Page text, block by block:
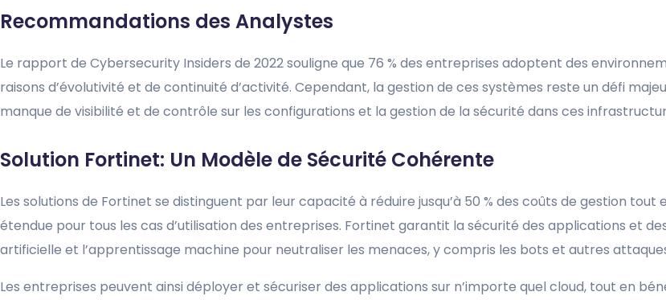
Recommandations des Analystes
Le rapport de Cybersecurity Insiders de 2022 souligne que 76 % des entreprises adoptent des
raisons d’évolutivité et de continuité d’activité. Cependant, la gestion de ces systèmes reste un défi
manque de visibilité et de contrôle sur les configurations et la gestion de la sécurité dans ces
Solution Fortinet: Un Modèle de Sécurité Cohérente
Les solutions de Fortinet se distinguent par leur capacité à réduire jusqu’à 50 % des coûts de gestion
étendue pour tous les cas d’utilisation des entreprises. Fortinet garantit la sécurité des applications et
artificielle et l’apprentissage machine pour neutraliser les menaces, y compris les bots et autres
Les entreprises peuvent ainsi déployer et sécuriser des applications sur n’importe quel cloud, tout en